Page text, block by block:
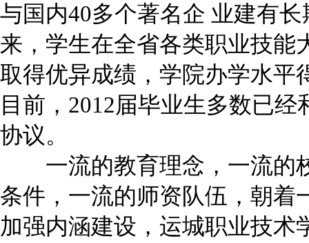
与国内40多个著名企 业建有
来，学生在全省各类职业技能
取得优异成绩，学院办学水平
目前，2012届毕业生多数已
协议。
一流的教育理念，一流的
条件，一流的师资队伍，朝着
加强内涵建设，运城职业技术